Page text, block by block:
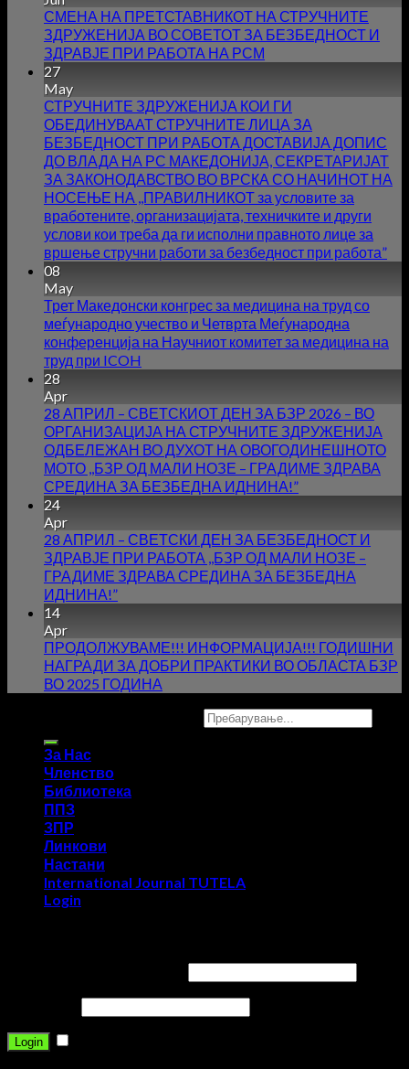
СМЕНА НА ПРЕТСТАВНИКОТ НА СТРУЧНИТЕ
ЗДРУЖЕНИЈА ВО СОВЕТОТ ЗА БЕЗБЕДНОСТ И
ЗДРАВЈЕ ПРИ РАБОТА НА РСМ
27
May
СТРУЧНИТЕ ЗДРУЖЕНИЈА КОИ ГИ
ОБЕДИНУВААТ СТРУЧНИТЕ ЛИЦА ЗА
БЕЗБЕДНОСТ ПРИ РАБОТА ДОСТАВИЈА ДОПИС
ДО ВЛАДА НА РС МАКЕДОНИЈА, СЕКРЕТАРИЈАТ
ЗА ЗАКОНОДАВСТВО ВО ВРСКА СО НАЧИНОТ НА
НОСЕЊЕ НА ,,ПРАВИЛНИКОТ за условите за
вработените, организацијата, техничките и други
услови кои треба да ги исполни правното лице за
вршење стручни работи за безбедност при работа”
08
May
Трет Македонски конгрес за медицина на труд со
меѓународно учество и Четврта Меѓународна
конференција на Научниот комитет за медицина на
труд при ICOH
28
Apr
28 АПРИЛ – СВЕТСКИОТ ДЕН ЗА БЗР 2026 – ВО
ОРГАНИЗАЦИЈА НА СТРУЧНИТЕ ЗДРУЖЕНИЈА
ОДБЕЛЕЖАН ВО ДУХОТ НА ОВОГОДИНЕШНОТО
МОТО ,,БЗР ОД МАЛИ НОЗЕ – ГРАДИМЕ ЗДРАВА
СРЕДИНА ЗА БЕЗБЕДНА ИДНИНА!”
24
Apr
28 АПРИЛ – СВЕТСКИ ДЕН ЗА БЕЗБЕДНОСТ И
ЗДРАВЈЕ ПРИ РАБОТА ,,БЗР ОД МАЛИ НОЗЕ –
ГРАДИМЕ ЗДРАВА СРЕДИНА ЗА БЕЗБЕДНА
ИДНИНА!”
14
Apr
ПРОДОЛЖУВАМЕ!!! ИНФОРМАЦИЈА!!! ГОДИШНИ
НАГРАДИ ЗА ДОБРИ ПРАКТИКИ ВО ОБЛАСТА БЗР
ВО 2025 ГОДИНА
За Нас
Членство
Библиотека
ППЗ
ЗПР
Линкови
Настани
International Journal TUTELA
Login
Login